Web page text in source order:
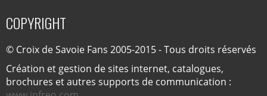
COPYRIGHT
© Croix de Savoie Fans 2005-2015 - Tous droits réservés
Création et gestion de sites internet, catalogues,
brochures et autres supports de communication :